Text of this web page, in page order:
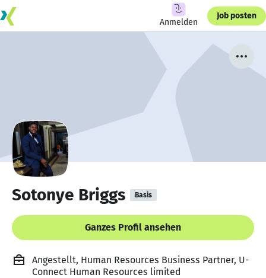
Anmelden
Job posten
Sotonye Briggs Basis
Ganzes Profil ansehen
Angestellt, Human Resources Business Partner, U-
Connect Human Resources limited